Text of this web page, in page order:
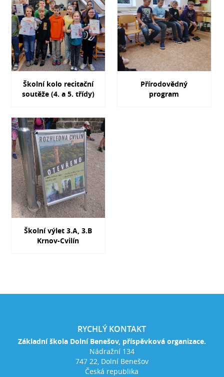
Školní kolo recitační
soutěže (4. a 5. třídy)
Přírodovědný
program
Školní výlet 3.A, 3.B
Krnov-Cvilín
RYCHLÝ KONTAKT
Základní škola Dolní Benešov, příspěvková organizace.
Nádražní 134
747 22, Dolní Benešov
Česká republika